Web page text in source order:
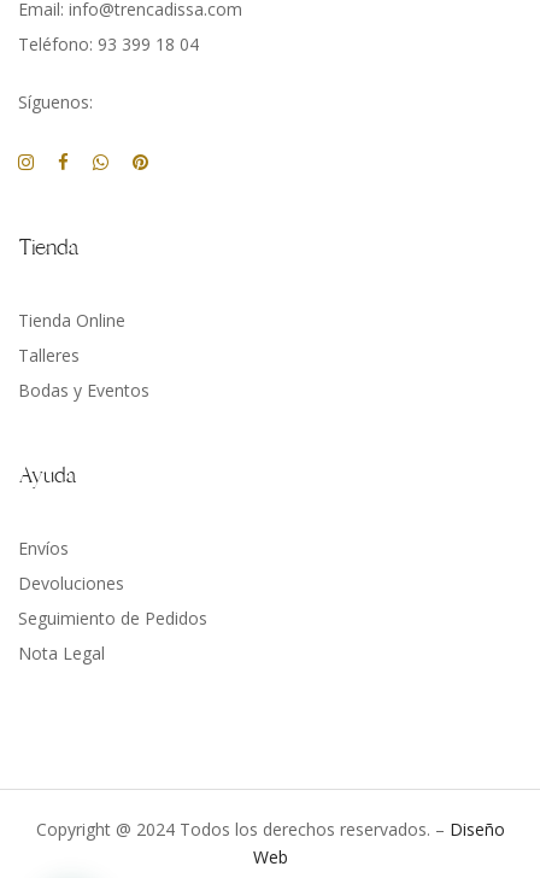
Email: info@trencadissa.com
Teléfono: 93 399 18 04
Síguenos:
Tienda
Tienda Online
Talleres
Bodas y Eventos
Ayuda
Envíos
Devoluciones
Seguimiento de Pedidos
Nota Legal
Copyright @ 2024 Todos los derechos reservados. – Diseño
Web